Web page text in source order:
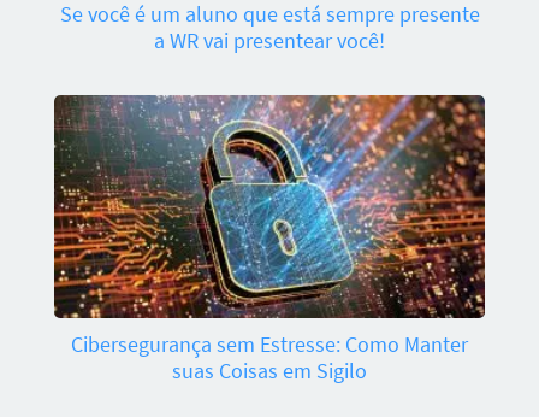
Se você é um aluno que está sempre presente
a WR vai presentear você!
Cibersegurança sem Estresse: Como Manter
suas Coisas em Sigilo